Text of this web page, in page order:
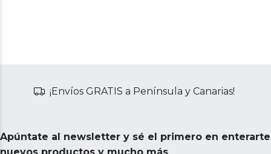
¡Envíos GRATIS a Península y Canarias!
Apúntate al newsletter y sé el primero en